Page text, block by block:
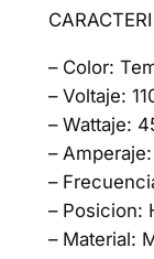
– Color:
– Voltaje:
– Wattaje:
– Amperaje:
–
– Posicion:
– Material: